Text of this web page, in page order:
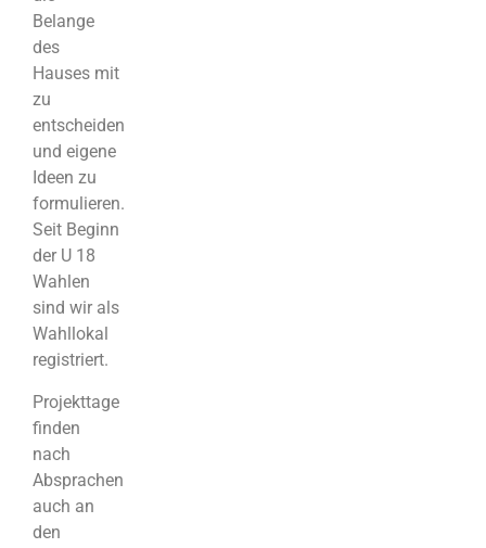
Belange
des
Hauses mit
zu
entscheiden
und eigene
Ideen zu
formulieren.
Seit Beginn
der U 18
Wahlen
sind wir als
Wahllokal
registriert.
Projekttage
finden
nach
Absprachen
auch an
den